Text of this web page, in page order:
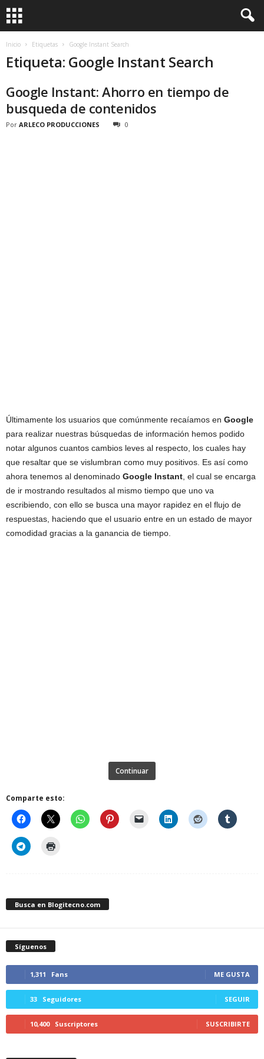
Inicio Etiquetas Google Instant Search
Etiqueta: Google Instant Search
Google Instant: Ahorro en tiempo de
busqueda de contenidos
Por ARLECO PRODUCCIONES 0
Últimamente los usuarios que comúnmente recaíamos en Google
para realizar nuestras búsquedas de información hemos podido
notar algunos cuantos cambios leves al respecto, los cuales hay
que resaltar que se vislumbran como muy positivos. Es así como
ahora tenemos al denominado Google Instant , el cual se encarga
de ir mostrando resultados al mismo tiempo que uno va
escribiendo, con ello se busca una mayor rapidez en el flujo de
respuestas, haciendo que el usuario entre en un estado de mayor
comodidad gracias a la ganancia de tiempo.
Continuar
Comparte esto:
Busca en Blogitecno.com
Síguenos
1,311 Fans ME GUSTA
33 Seguidores SEGUIR
10,400 Suscriptores SUSCRIBIRTE